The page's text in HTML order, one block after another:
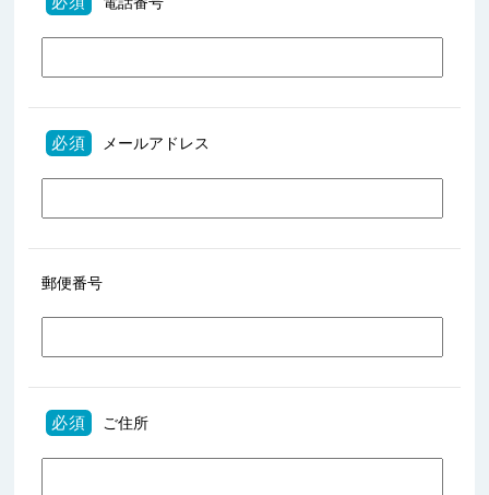
必須 メールアドレス
郵便番号
必須 ご住所